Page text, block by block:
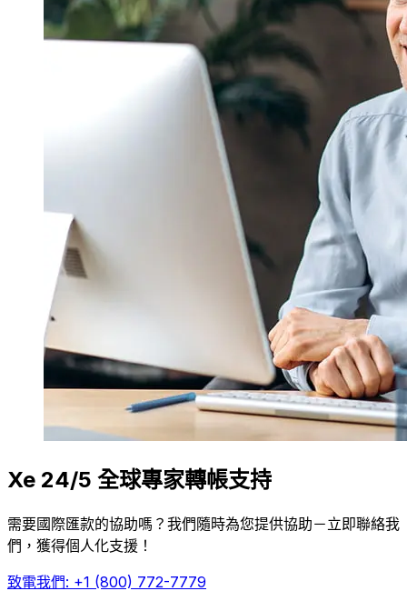
Xe 24/5 全球專家轉帳支持
需要國際匯款的協助嗎？我們隨時為您提供協助－立即聯絡我
們，獲得個人化支援！
致電我們: +1 (800) 772-7779